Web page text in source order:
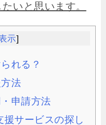
いと思います。
示]
れる？
法
申請方法
サービスの探し